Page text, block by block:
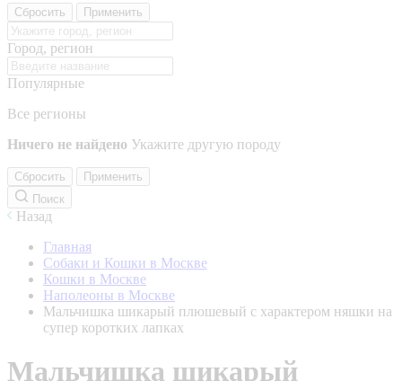
Сбросить Применить
Город, регион
Популярные
Все регионы
Ничего не найдено Укажите другую породу
Сбросить
Применить
Поиск
Назад
Главная
Собаки и Кошки в Москве
Кошки в Москве
Наполеоны в Москве
Мальчишка шикарый плюшевый с характером няшки на
супер коротких лапках
Мальчишка шикарый